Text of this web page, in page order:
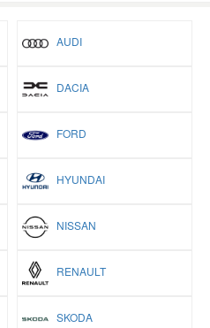
AUDI
DACIA
FORD
HYUNDAI
NISSAN
RENAULT
SKODA